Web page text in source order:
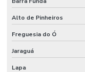
Escritório de construção
Escritório de engenharia
Escritório de engenharia
Alto de Pinheiros
Freguesia do Ó
Jaraguá
Lapa